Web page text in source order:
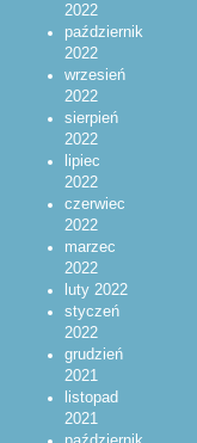
2022
październik
2022
wrzesień
2022
sierpień
2022
lipiec
2022
czerwiec
2022
marzec
2022
luty 2022
styczeń
2022
grudzień
2021
listopad
2021